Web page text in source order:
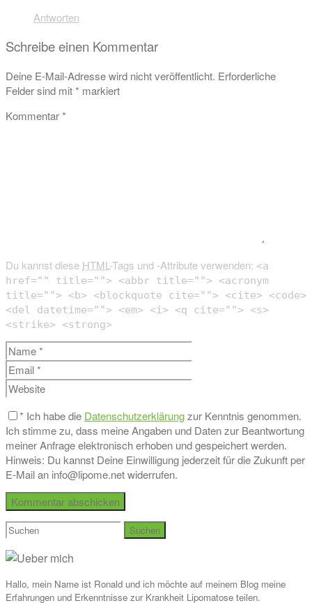
Antworten
Schreibe einen Kommentar
Deine E-Mail-Adresse wird nicht veröffentlicht. Erforderliche
Felder sind mit* markiert
Kommentar*
Du kannst diese HTML-Tags und -Attribute verwenden: <a
href="" title=""> <abbr title=""> <acronym
title=""> <b> <blockquote cite=""> <cite> <code>
<del datetime=""> <em> <i> <q cite=""> <s>
<strike> <strong>
* Ich habe die Datenschutzerklärungzur Kenntnis genommen.
Ich stimme zu, dass meine Angaben und Daten zur Beantwortung
meiner Anfrage elektronisch erhoben und gespeichert werden.
Hinweis: Du kannst Deine Einwilligung jederzeit für die Zukunft per
E-Mail an info@lipome.net widerrufen.
Suchen
Hallo, mein Name ist Ronald und ich möchte auf meinem Blog meine
Erfahrungen und Erkenntnisse zur Krankheit Lipomatose teilen.